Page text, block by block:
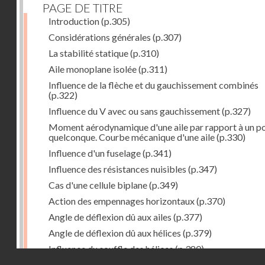
PAGE DE TITRE
Introduction(p.305)
Considérations générales (p.307)
La stabilité statique(p.310)
Aile monoplane isolée(p.311)
Influence de la flèche et du gauchissement combinés
(p.322)
Influence du V avec ou sans gauchissement(p.327)
Moment aérodynamique d'une aile par rapport à un
quelconque. Courbe mécanique d'une aile(p.330)
Influence d'un fuselage(p.341)
Influence des résistances nuisibles (p.347)
Cas d'une cellule biplane(p.349)
Action des empennages horizontaux(p.370)
Angle de déflexion dû aux ailes (p.377)
Angle de déflexion dû aux hélices (p.379)
Influence du souffle des hélices(p.380)